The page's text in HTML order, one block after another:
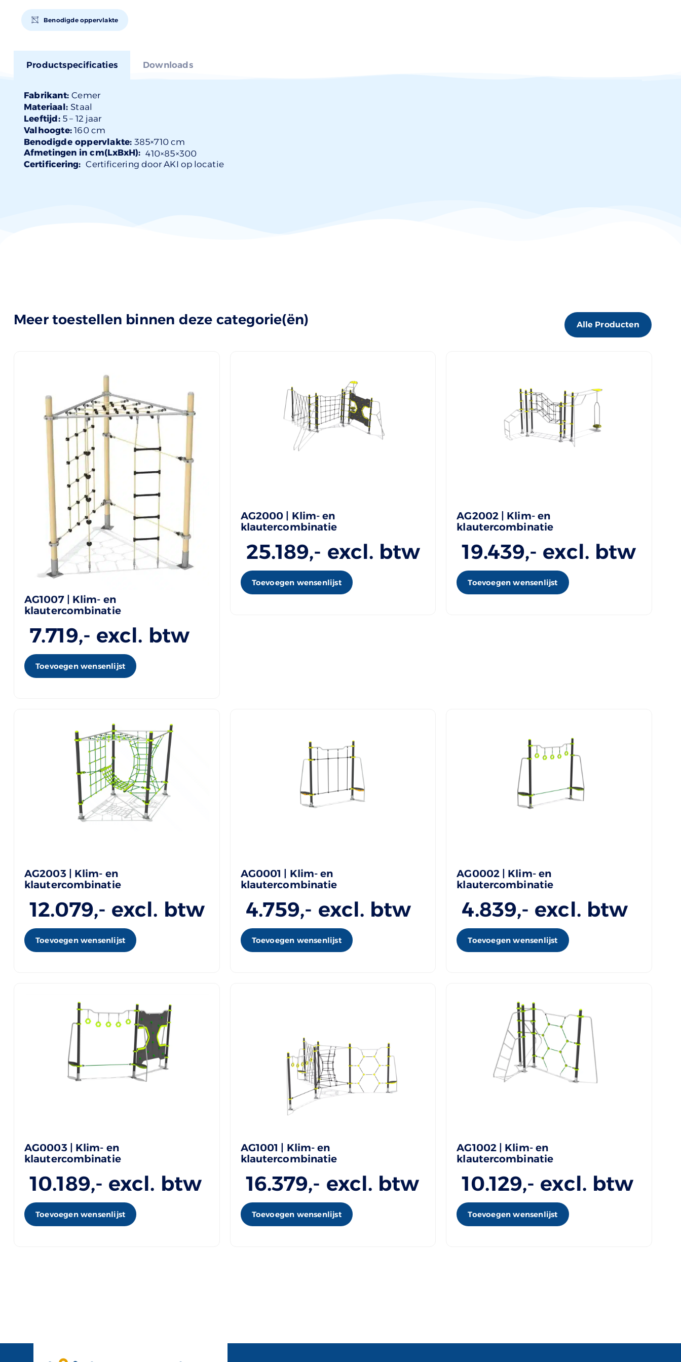
Benodigde oppervlakte
Productspecificaties Downloads
Fabrikant:Cemer
Materiaal:Staal
Leeftijd:5 – 12 jaar
Valhoogte: 160 cm
Benodigde oppervlakte: 385×710 cm
Afmetingen in cm(LxBxH): 410×85×300
Certificering: Certificering door AKI op locatie
Meer toestellen binnen deze categorie(ën) Alle Producten
AG1007 | Klim- en
klautercombinatie
7.719,- excl. btw
Toevoegen wensenlijst
AG2000 | Klim- en
klautercombinatie
25.189,- excl. btw
Toevoegen wensenlijst
AG2002 | Klim- en
klautercombinatie
19.439,- excl. btw
Toevoegen wensenlijst
AG2003 | Klim- en
klautercombinatie
12.079,- excl. btw
Toevoegen wensenlijst
AG0001 | Klim- en
klautercombinatie
4.759,- excl. btw
Toevoegen wensenlijst
AG0002 | Klim- en
klautercombinatie
4.839,- excl. btw
Toevoegen wensenlijst
AG0003 | Klim- en
klautercombinatie
10.189,- excl. btw
Toevoegen wensenlijst
AG1001 | Klim- en
klautercombinatie
16.379,- excl. btw
Toevoegen wensenlijst
AG1002 | Klim- en
klautercombinatie
10.129,- excl. btw
Toevoegen wensenlijst